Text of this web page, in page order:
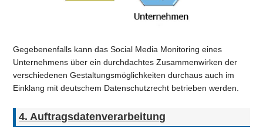
Gegebenenfalls kann das Social Media Monitoring eines
Unternehmens über ein durchdachtes Zusammenwirken der
verschiedenen Gestaltungsmöglichkeiten durchaus auch im
Einklang mit deutschem Datenschutzrecht betrieben werden.
4. Auftragsdatenverarbeitung